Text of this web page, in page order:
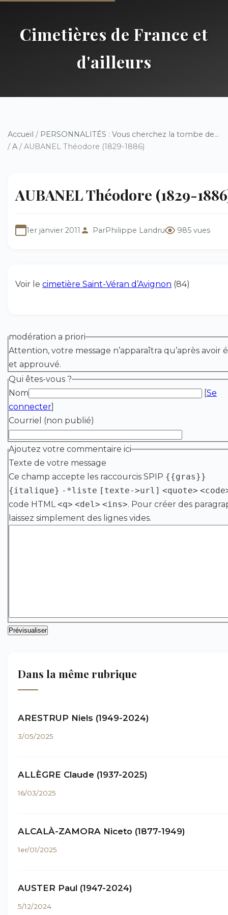
Cimetières de France et
d'ailleurs
Accueil / PERSONNALITÉS : Vous cherchez la tombe de...
/ A / AUBANEL Théodore (1829-1886)
AUBANEL Théodore (1829-
1er janvier 2011 ParPhilippe Landru 985 vues
Voir le cimetière Saint-Véran d’Avignon (84)
modération a priori
Attention, votre message n’apparaîtra qu’après avoir
et approuvé.
Qui êtes-vous ?
Nom
[Se
connecter]
Courriel (non publié)
Ajoutez votre commentaire ici
Texte de votre message
Ce champ accepte les raccourcis SPIP {{gras}}
{italique} -*liste [texte->url] <quote>
code HTML<q> <del> <ins>. Pour créer des
laissez simplement des lignes vides.
Dans la même rubrique
ARESTRUP Niels (1949-2024)
3/05/2025
ALLÈGRE Claude (1937-2025)
16/03/2025
ALCALÀ-ZAMORA Niceto (1877-1949)
1er/01/2025
AUSTER Paul (1947-2024)
5/12/2024